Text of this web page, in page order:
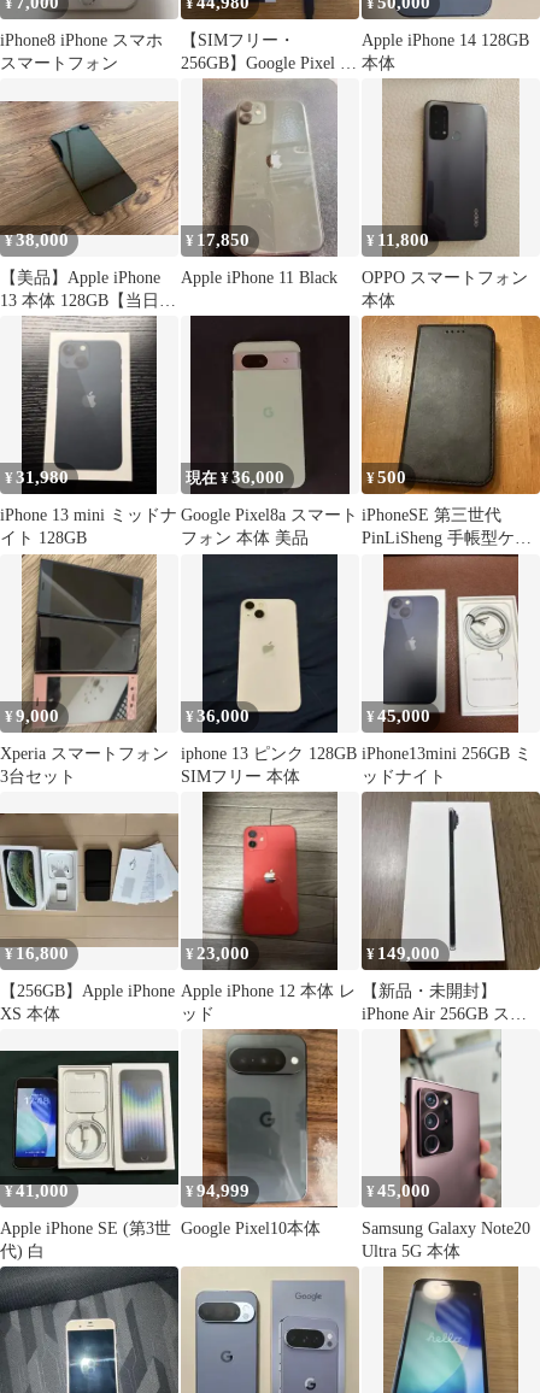
¥
iPhone8 iPhone スマホ
スマートフォン
¥
【SIMフリー・
256GB】Google Pixel 8
本体 ブラック
¥
Apple iPhone 14 128GB
本体
¥38,000
【美品】Apple iPhone
13 本体 128GB【当日発
送】
¥ 17,850
Apple iPhone 11 Black
¥ 11,800
OPPO スマートフォン
本体
¥31,980
iPhone 13 mini ミッドナ
イト 128GB
現在 ¥36,000
Google Pixel8a スマート
フォン 本体 美品
¥500
iPhoneSE 第三世代
PinLiSheng 手帳型ケー
ス ブラック
¥9,000
Xperia スマートフォン
3台セット
¥36,000
iphone 13 ピンク 128GB
SIMフリー 本体
¥45,000
iPhone13mini 256GB ミ
ッドナイト
¥16,800
【256GB】Apple iPhone
XS 本体
¥ 23,000
Apple iPhone 12 本体 レ
ッド
¥ 149,000
【新品・未開封】
iPhone Air 256GB スペ
ースブラック
¥41,000
Apple iPhone SE (第3世
代) 白
¥94,999
Google Pixel10本体
¥45,000
Samsung Galaxy Note20
Ultra 5G 本体